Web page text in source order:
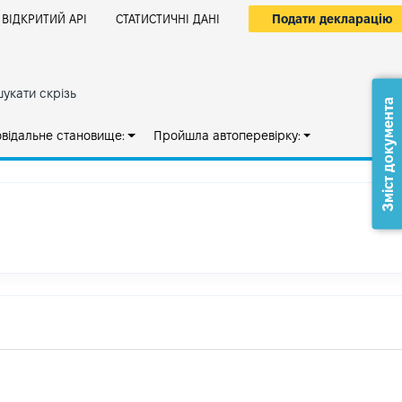
ВІДКРИТИЙ АРІ СТАТИСТИЧНІ ДАНІ Подати декларацію
скрізь
становище: Пройшла автоперевірку: Зміст документа